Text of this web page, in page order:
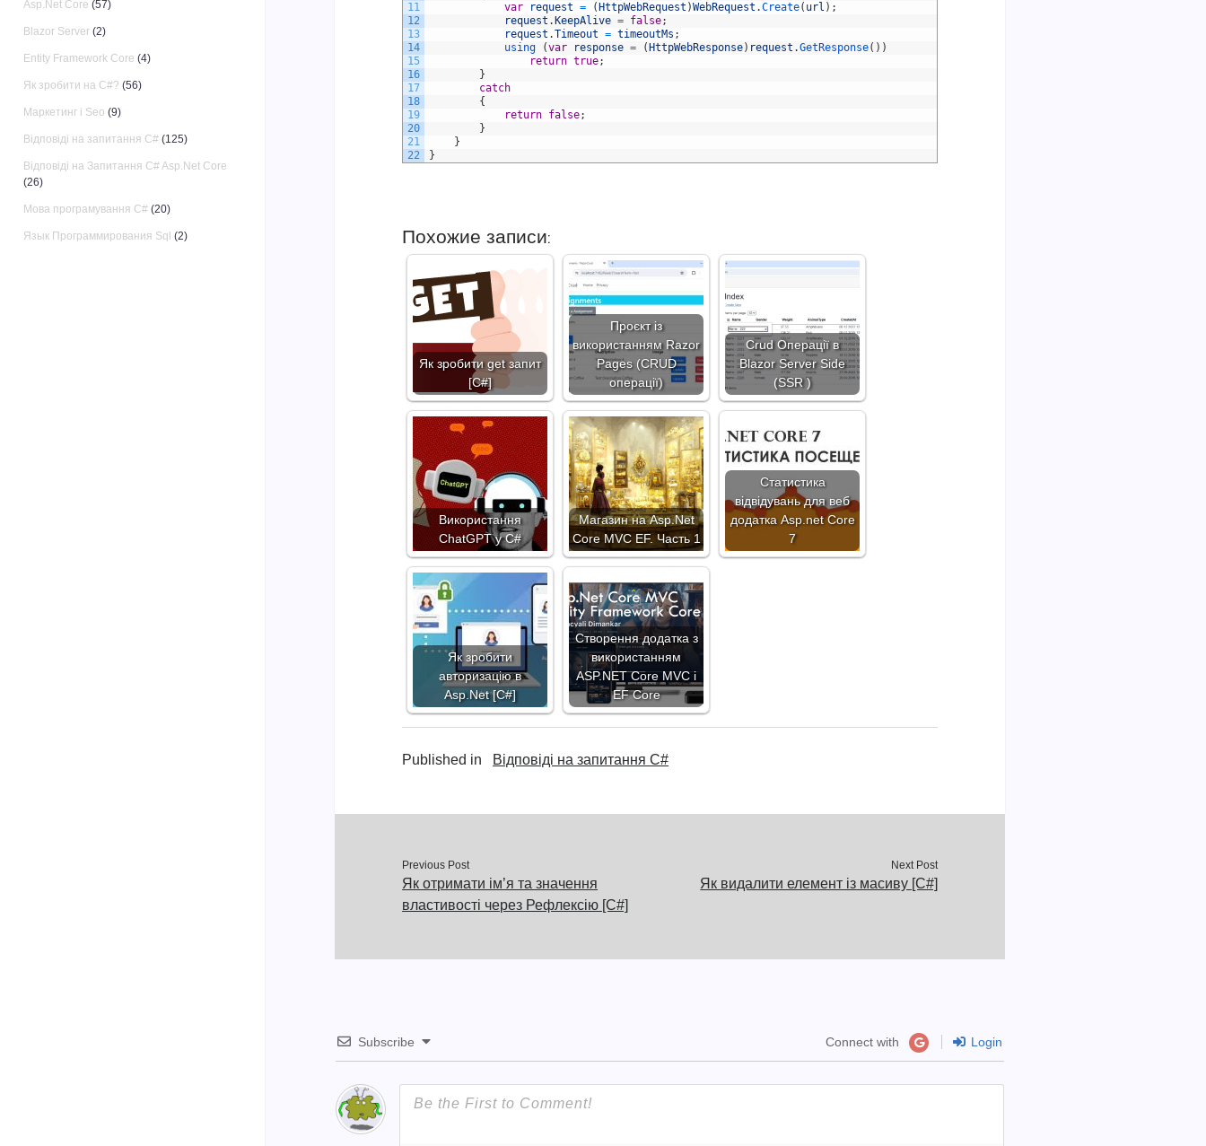
Asp.Net Core (57)
Blazor Server(2)
Entity Framework Core (4)
Як зробити на C#? (56)
Маркетинг і Seo (9)
Відповіді на запитання C#(125)
Відповіді на Запитання C# Asp.Net Core
(26)
Мова програмування C#(20)
Язык Программирования Sql (2)
11
12
13
14
15
16
17
18
19
20
21
22
var
request = ( HttpWebRequest )WebRequest .Create( url ) ;
request . KeepAlive = false;
request .Timeout = timeoutMs ;
using
(var response = ( HttpWebResponse) request .GetResponse( ) )
return true;
}
catch
{
return false;
}
}
}
Похожие записи:
Як зробити get запит
[C#]
Проєкт із
використанням Razor
Pages (CRUD
операції)
Crud Операції в
Blazor Server Side
(SSR )
Використання
ChatGPT у C#
Магазин на Asp.Net
Core MVC EF. Часть 1
Статистика
відвідувань для веб
додатка Asp.net Core
7
Як зробити
авторизацію в
Asp.Net [C#]
Створення додатка з
використанням
ASP.NET Core MVC і
EF Core
Published in Відповіді на запитання C#
Previous Post
Як отримати ім’я та значення
властивості через Рефлексію [C#]
Next Post
Як видалити елемент із масиву [C#]
Subscribe Connect with Login